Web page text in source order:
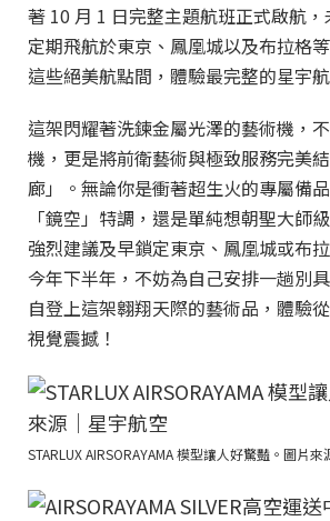
著 10 月 1 日完整主題航班正式啟航
定期飛航於東京、鳳凰城以及布拉格
這些絕美航點間，體驗最完整的星宇
這架閃耀著洗鍊金屬光澤的藝術機，
機，更是將前衛藝術與極致服務完美
廊」。無論你是衝著超生火的專屬備
「鏡空」特調，還是單純想朝聖大師
強烈建議及早鎖定東京、鳳凰城或布
今年下半年，不妨為自己安排一趟別
自登上這架翱翔天際的藝術品，體驗
視覺震撼！
STARLUX AIRSORAYAMA 模型讓人好驚豔。圖片